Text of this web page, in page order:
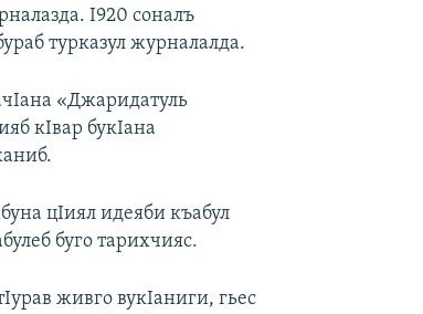
I920 соналъ
турказул журналалда.
«Джаридатуль
кIвар букIана
цIиял идеяби къабул
буго тарихчияс.
живго вукIаниги, гьес